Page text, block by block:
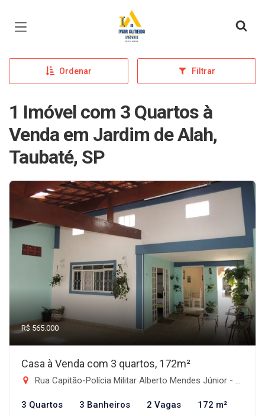
Página inicial
Ordenar Filtrar
1 Imóvel com 3 Quartos à
Venda em Jardim de Alah,
Taubaté, SP
R$ 565.000
Casa à Venda com 3 quartos, 172m²
Rua Capitão-Polícia Militar Alberto Mendes Júnior - Jardim de Alah, Taubaté-SP
3 Quartos 3 Banheiros 2 Vagas 172 m²